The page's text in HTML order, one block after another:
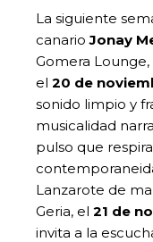
La siguiente
canarioJonay
Gomera Lounge,
el 20 de
sonido limpio y
musicalidad
pulso que
Lanzarote de
Geria, el 21 de
invita a la